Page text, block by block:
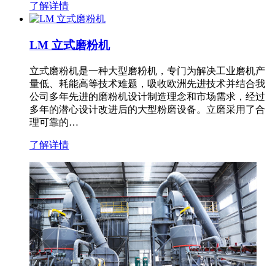
了解详情
LM 立式磨粉机
立式磨粉机是一种大型磨粉机，专门为解决工业磨机产
量低、耗能高等技术难题，吸收欧洲先进技术并结合我
公司多年先进的磨粉机设计制造理念和市场需求，经过
多年的潜心设计改进后的大型粉磨设备。立磨采用了合
理可靠的…
了解详情